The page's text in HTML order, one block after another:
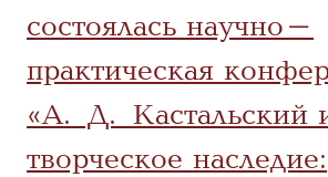
состоялась научно-
практическая
«А. Д. Кастальский
творческое наследие: